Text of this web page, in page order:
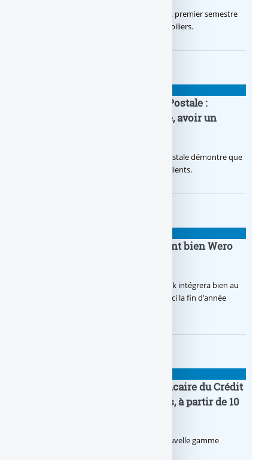
Le Crédit Agricole IDF a réalisé un excellent premier semestre
2026, via un octroi massif de crédits immobiliers.
20e anniversaire de la Banque Postale :
nouvelle campagne publicitaire, avoir un
Avec sa nouvelle campagne, La Banque Postale démontre que
sa citoyenneté crée de la valeur pour ses clients.
BoursoBank intègrera finalement bien Wero
Après de multiples hésitations, Boursobank intégrera bien au
final la solution de virement SEPA Wero d’ici la fin d’année
Pro by CA : la nouvelle offre bancaire du Crédit
Agricole pour les entrepreneurs, à partir de 10
Le Crédit Agricole lance Pro by CA, une nouvelle gamme